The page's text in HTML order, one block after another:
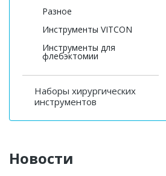
Разное
Инструменты VITCON
Инструменты для
флебэктомии
Наборы хирургических
инструментов
Новости